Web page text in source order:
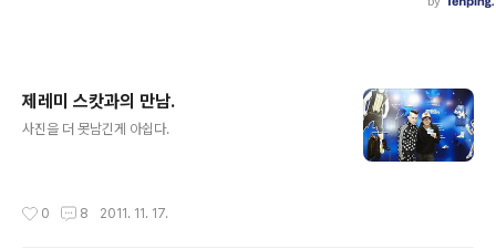
제레미 스캇과의 만남.
사진을 더 못남긴게 아쉽다.
0 8 2011. 11. 17.